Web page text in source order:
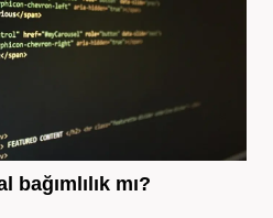
bağımlılık mı?